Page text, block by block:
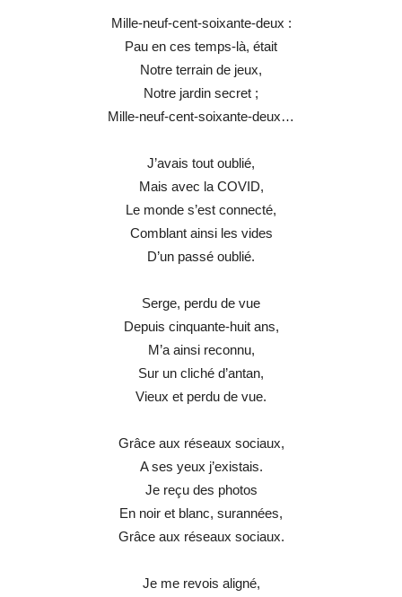
Mille-neuf-cent-soixante-deux :
Pau en ces temps-là, était
Notre terrain de jeux,
Notre jardin secret ;
Mille-neuf-cent-soixante-deux…
J’avais tout oublié,
Mais avec la COVID,
Le monde s’est connecté,
Comblant ainsi les vides
D’un passé oublié.
Serge, perdu de vue
Depuis cinquante-huit ans,
M’a ainsi reconnu,
Sur un cliché d’antan,
Vieux et perdu de vue.
Grâce aux réseaux sociaux,
A ses yeux j’existais.
Je reçu des photos
En noir et blanc, surannées,
Grâce aux réseaux sociaux.
Je me revois aligné,